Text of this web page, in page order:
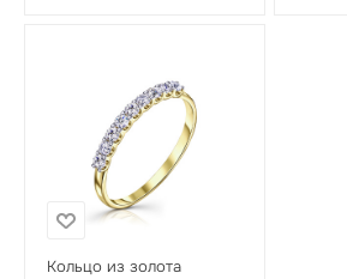
Кольцо из золота